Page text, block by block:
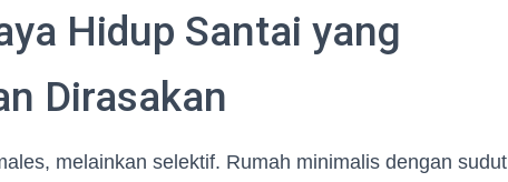
Hidup Santai yang
Dirasakan
melainkan selektif. Rumah minimalis dengan sudut